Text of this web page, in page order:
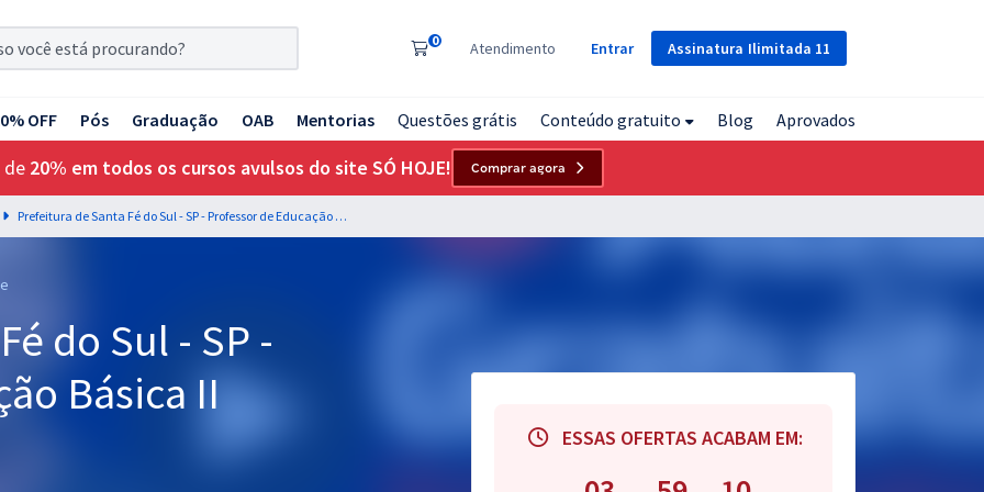
Assinatura Ilimitada 11
0 Atendimento Entrar
OFF Pós Graduação OAB Mentorias Questões grátis Conteúdo gratuito Blog Aprovados
de 20% em todos os cursos avulsos do site SÓ HOJE! Comprar agora
Prefeitura de Santa Fé do Sul - SP - Professor de Educação Básica II História
do Sul - SP -
Básica II
ESSAS OFERTAS ACABAM EM: